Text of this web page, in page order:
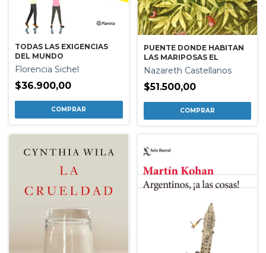
TODAS LAS EXIGENCIAS
DEL MUNDO
Florencia Sichel
$36.900,00
PUENTE DONDE HABITAN
LAS MARIPOSAS EL
Nazareth Castellanos
$51.500,00